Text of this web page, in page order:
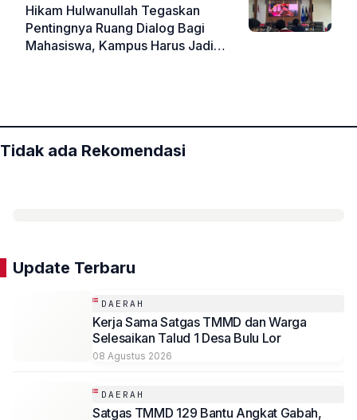
Hikam Hulwanullah Tegaskan
Pentingnya Ruang Dialog Bagi
Mahasiswa, Kampus Harus Jadi
Tidak ada Rekomendasi
Update Terbaru
DAERAH
Kerja Sama Satgas TMMD dan Warga
Selesaikan Talud 1 Desa Bulu Lor
08 Agustus 2026
DAERAH
Satgas TMMD 129 Bantu Angkat Gabah,